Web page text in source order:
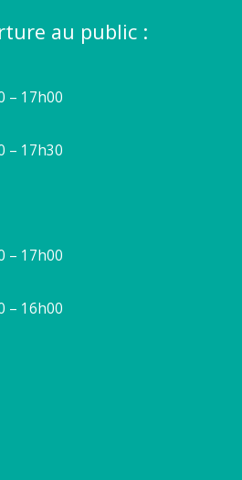
au public :
– 17h00
– 17h30
– 17h00
– 16h00